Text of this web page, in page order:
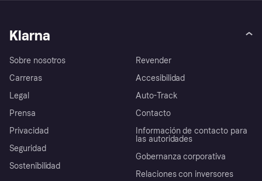
Klarna
Sobre nosotros
Carreras
Legal
Prensa
Privacidad
Seguridad
Sostenibilidad
Revender
Accesibilidad
Auto-Track
Contacto
Información de contacto para
las autoridades
Gobernanza corporativa
Relaciones con inversores